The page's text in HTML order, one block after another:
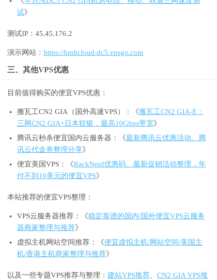
试》
测试IP：45.45.176.2
演示网站： https://hmbcloud-dc5.vpsgo.com
三、其他VPS优惠
目前值得购买的便宜VPS优惠：
搬瓦工CN2 GIA（国外高速VPS）：《搬瓦工CN2 GIA-E：
三网CN2 GIA+日本软银，最高10Gbps带宽》
腾讯云秒杀便宜国内云服务器：《最新腾讯云优惠活动、腾
讯云代金券整理分享》
便宜美国VPS：《RackNerd优惠码、最新促销活动整理，年
付不到10美元的便宜VPS》
本站推荐的便宜VPS整理：
VPS云服务器推荐：《稳定靠谱的国内/国外便宜VPS云服务
器商家整理与推荐》
虚拟主机网站空间推荐：《便宜虚拟主机/网站空间/美国主
机/香港主机商家整理与推荐》
以及一些专题VPS推荐与整理： 建站VPS推荐、 CN2 GIA VPS推